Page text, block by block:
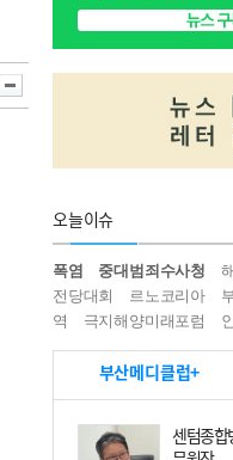
오늘이슈
폭염 중대범죄수사청
전당대회
르노코리아
역
극지해양미래포럼
부산메디클럽+
센텀종합